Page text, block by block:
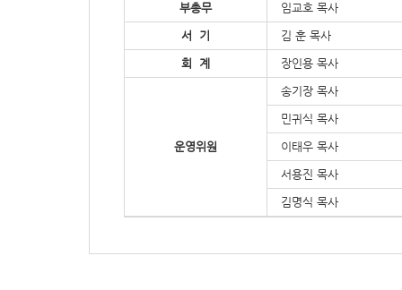
부총무 임교호 목사
서 기 김 훈 목사
회 계 장인용 목사
운영위원
송기장 목사
민귀식 목사
이태우 목사
서용진 목사
김명식 목사